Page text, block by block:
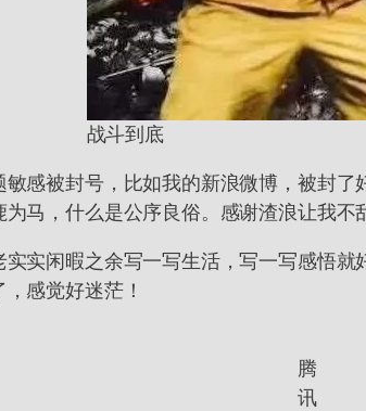
战斗到底
感被封号，比如我的新浪微博，被封
马，什么是公序良俗。感谢渣浪让我不
实闲暇之余写一写生活，写一写感悟
感觉好迷茫！
腾
讯